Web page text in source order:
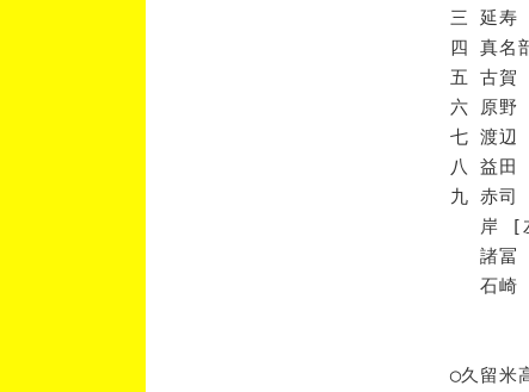
三 延
四 真名
五 古
六 原
七 渡
八 益
九 赤
岸 [
諸冨
石崎
◯久留米